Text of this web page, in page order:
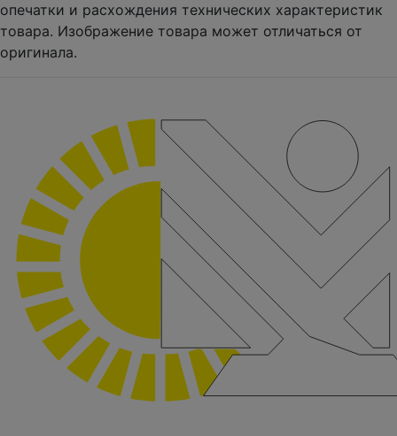
опечатки и расхождения технических характеристик
товара. Изображение товара может отличаться от
оригинала.